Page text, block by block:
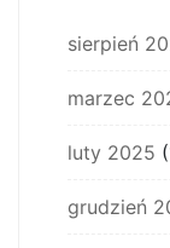
sierpień
marzec
luty 2025
grudzień